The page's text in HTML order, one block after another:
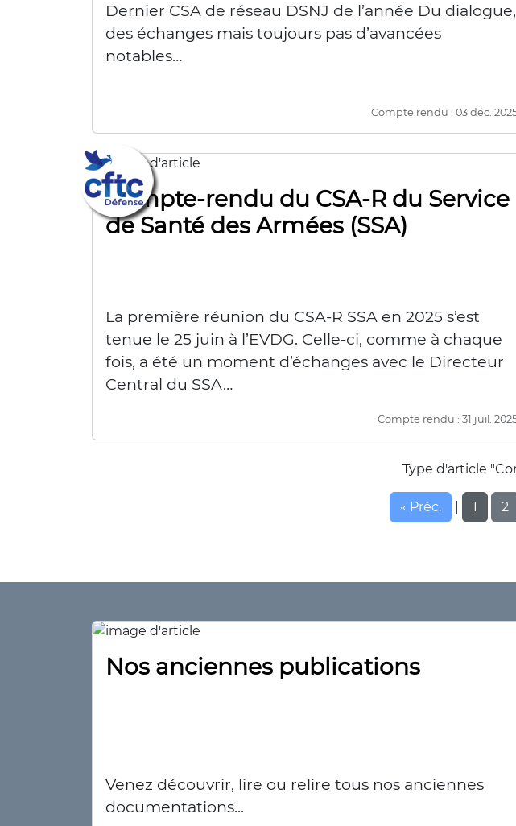
Dernier CSA de réseau DSNJ de l’année Du dialogue,
des échanges mais toujours pas d’avancées
notables…
Compte rendu : 03 déc.
Compte-rendu du CSA-R du Service
de Santé des Armées (SSA)
La première réunion du CSA-R SSA en 2025 s’est
tenue le 25 juin à l’EVDG. Celle-ci, comme à chaque
fois, a été un moment d’échanges avec le Directeur
Central du SSA…
Compte rendu : 31 juil.
Type d'article
« Préc. 1 2
Nos anciennes publications
Venez découvrir, lire ou relire tous nos anciennes
documentations...